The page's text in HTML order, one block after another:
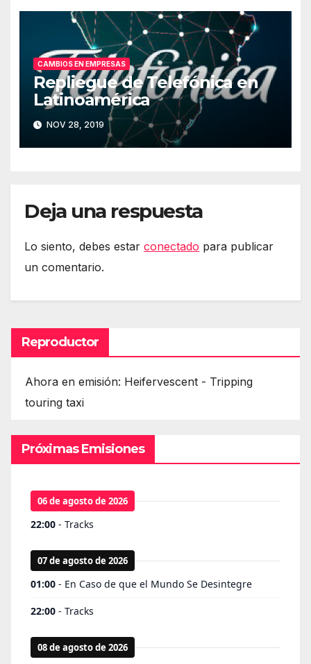
CAMBIOS EN EMPRESAS
Repliegue de Telefónica en
Latinoamérica
NOV 28, 2019
Deja una respuesta
Lo siento, debes estar conectado para publicar
un comentario.
Reproductor
Ahora en emisión: Heifervescent - Tripping
touring taxi
Próximas Emisiones